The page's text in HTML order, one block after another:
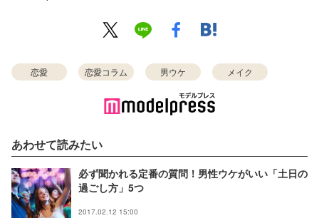
恋愛 恋愛コラム 男ウケ メイク
あわせて読みたい
必ず聞かれる定番の質問！男性ウケがいい「土日の
過ごし方」5つ
2017.02.12 15:00